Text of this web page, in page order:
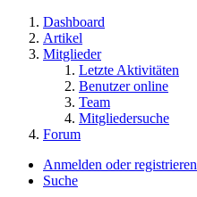
Dashboard
Artikel
Mitglieder
Letzte Aktivitäten
Benutzer online
Team
Mitgliedersuche
Forum
Anmelden oder registrieren
Suche